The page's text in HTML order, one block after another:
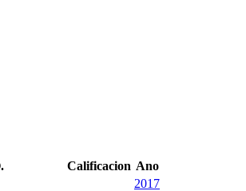
Calificacion Ano
2017